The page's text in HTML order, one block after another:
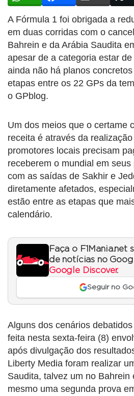
A Fórmula 1 foi obrigada a
em duas corridas com o
Bahrein e da Arábia Saudita
apesar de a categoria estar
ainda não há planos
etapas entre os 22 GPs da
o GPblog.
Um dos meios que o certame
receita é através da
promotores locais precisam
receberem o mundial em
com as saídas de Sakhir e
diretamente afetados,
estão entre as etapas que
calendário.
Faça o F1Mania.net
de notícias no
Google Discover.
Seguir no
Alguns dos cenários
feita nesta sexta-feira (8)
após divulgação dos
Liberty Media foram realizar
Saudita, talvez um no Bahrein
mesmo uma segunda prova